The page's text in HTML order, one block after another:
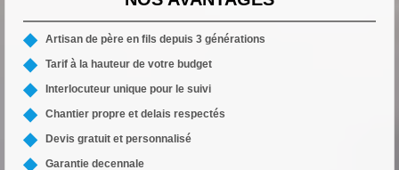
Artisan de père en fils depuis 3 générations
Tarif à la hauteur de votre budget
Interlocuteur unique pour le suivi
Chantier propre et delais respectés
Devis gratuit et personnalisé
Garantie decennale